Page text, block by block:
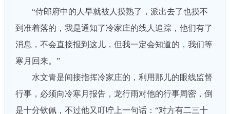
“侍郎府中的人早就被人摸熟了，派出去了也摸不
到准着落的，我是通知了冷家庄的线人追踪，他们有了
消息，不会直接报到这儿，但我一定会知道的，我们等
寒月回来。”
水文青是间接指挥冷家庄的，利用那儿的眼线监督
行事，必须向冷寒月报告，龙行雨对他的行事周密，倒
是十分钦佩，不过他又叮咛上一句话：“对方有二三十